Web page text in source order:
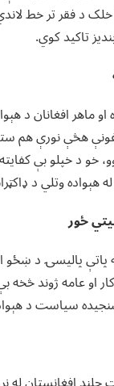
او نږدې ٩٠% خلک د
تاکید کوي.
او ماهر افغانان د
هڅې نورې هم
هېواده وتلي د
پاتې پالیسۍ د
او عامه ژوند
سیاست د هېواد